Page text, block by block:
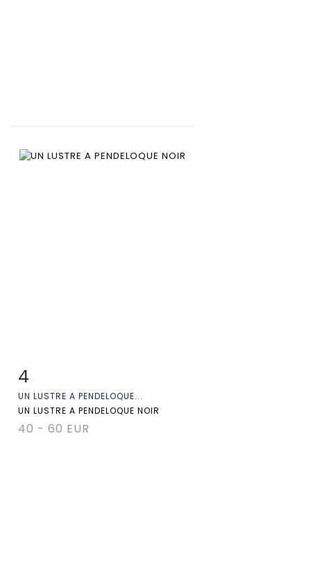
Fiche détaillée
4
UN LUSTRE A PENDELOQUE...
UN LUSTRE A PENDELOQUE NOIR
40 - 60 EUR